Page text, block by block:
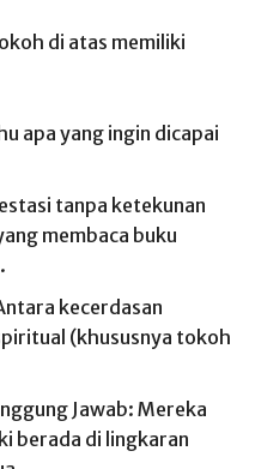
di atas memiliki
apa yang ingin dicapai
tanpa ketekunan
membaca buku
kecerdasan
(khususnya tokoh
Jawab: Mereka
berada di lingkaran